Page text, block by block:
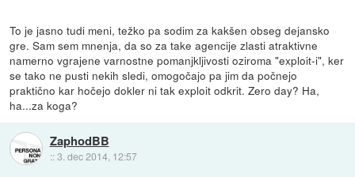
To je jasno tudi meni, težko pa sodim za kakšen obseg dejansko
gre. Sam sem mnenja, da so za take agencije zlasti atraktivne
namerno vgrajene varnostne pomanjkljivosti oziroma "exploit-i", ker
se tako ne pusti nekih sledi, omogočajo pa jim da počnejo
praktično kar hočejo dokler ni tak exploit odkrit. Zero day? Ha,
ha...za koga?
ZaphodBB
::3. dec 2014, 12:57